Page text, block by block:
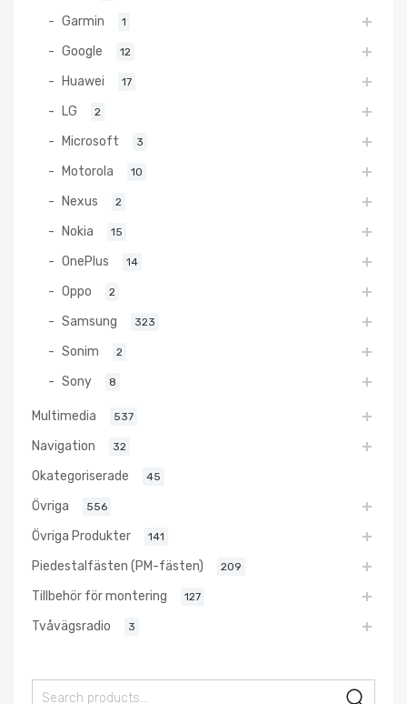
Garmin 1
Google 12
Huawei 17
LG 2
Microsoft 3
Motorola 10
Nexus 2
Nokia 15
OnePlus 14
Oppo 2
Samsung 323
Sonim 2
Sony 8
Multimedia 537
Navigation 32
Okategoriserade 45
Övriga 556
Övriga Produkter 141
Piedestalfästen (PM-fästen) 209
Tillbehör för montering 127
Tvåvägsradio 3